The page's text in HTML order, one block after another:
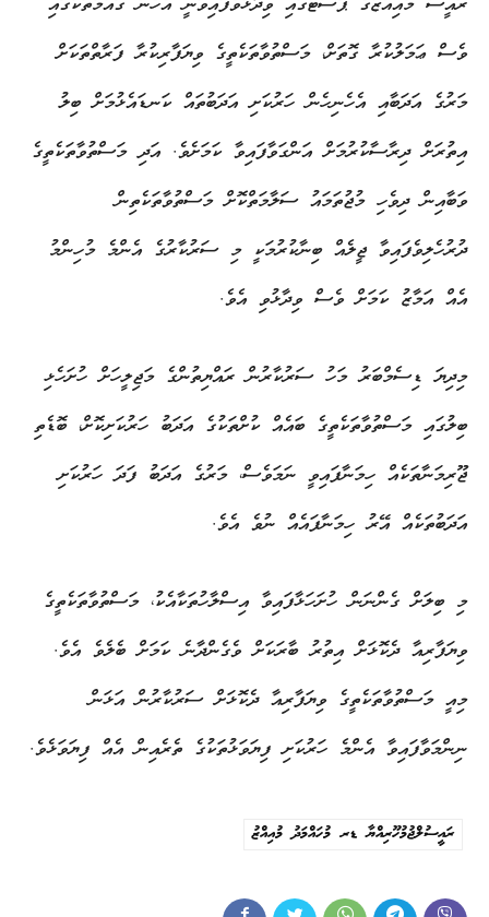
ވެސް ޢަމަލުކުރާ ގޮތަށް، މަސްތުވާތަކެތީގެ ވިޔަފާރިކުރާ ފަރާތްތަކަށް
މަރުގެ އަދަބާއި އެހެނިހެން ހަރުކަށި އަދަބުތައް ކަނޑައެޅުމަށް ބިލު
އިތުރަށް ދިރާސާކުރުމަށް އަންގަވާފައިވާ ކަމަށެވެ. އަދި މަސްތުވާތަކެތީގެ
ވަބާއިން ދިވެހި މުޖުތަމައު ސަލާމަތްކޮށް މަސްތުވާތަކެތިން
ދުރުހެލިވެފައިވާ ޖީލެއް ބިނާކުރުމަކީ މި ސަރުކާރުގެ އެންމެ މުހިންމު
އެއް އަމާޒު ކަމަށް ވެސް ވިދާޅުވި އެވެ.
މިދިޔަ ޑިސެމްބަރު މަހު ސަރުކާރުން ރައްޔިތުންގެ މަޖިލީހަށް ހުށަހެޅި
ބިލުގައި މަސްތުވާތަކެތީގެ ބައެއް ކުށްތަކުގެ އަދަބު ހަރުކަށިކޮށް، ބޮޑެތި
ޖޫރިމަނާތަކެއް ހިމަނާފައިވީ ނަމަވެސް، މަރުގެ އަދަބު ފަދަ ހަރުކަށި
އަދަބުތަކެއް އޭރު ހިމަނާފައެއް ނުވެ އެވެ.
މި ބިލަށް ގެންނަން ހުށަހަޅާފައިވާ އިސްލާހުތަކާއެކު، މަސްތުވާތަކެތީގެ
ވިޔަފާރިއާ ދެކޮޅަށް އިތުރު ބާރަކަށް ވެގެންދާނެ ކަމަށް ބެލެވެ އެވެ.
މިއީ މަސްތުވާތަކެތީގެ ވިޔަފާރިއާ ދެކޮޅަށް ސަރުކާރުން އަޅަން
ނިންމަވާފައިވާ އެންމެ ހަރުކަށި ފިޔަވަޅުތަކުގެ ތެރެއިން އެއް ފިޔަވަޅެވެ.
ރައީސުލްޖުމުހޫރިއްޔާ ޑރ މުހައްމަދު މުއިއްޒު